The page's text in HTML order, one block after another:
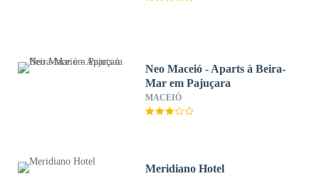
Neo Maceió - Aparts à Beira-
Mar em Pajuçara
MACEIÓ
Meridiano Hotel